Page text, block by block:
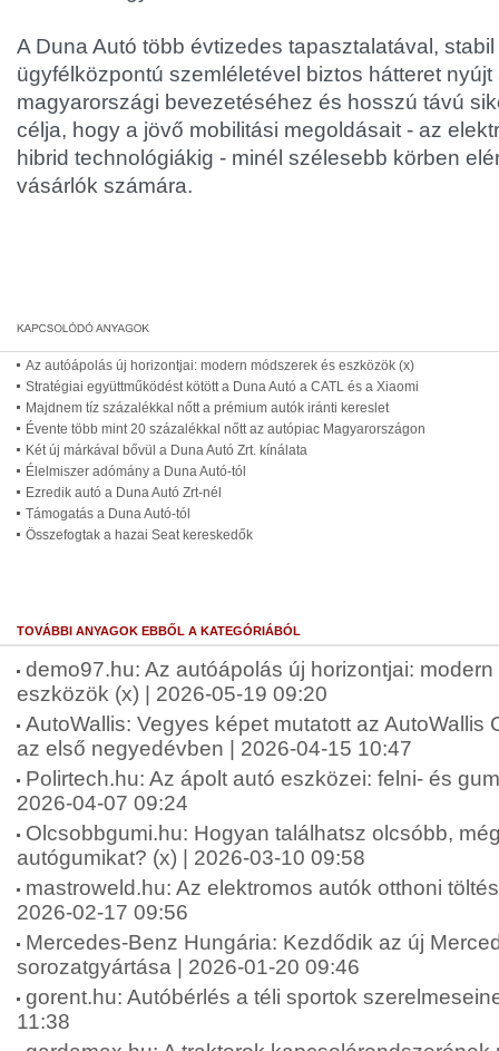
A Duna Autó több évtizedes tapasztalatával,
ügyfélközpontú szemléletével biztos hátteret
magyarországi bevezetéséhez és hosszú távú
célja, hogy a jövő mobilitási megoldásait - az
hibrid technológiákig - minél szélesebb körben
vásárlók számára.
Az autóápolás új horizontjai: modern módszerek és eszközök (x)
Stratégiai együttműködést kötött a Duna Autó a CATL és a Xiaomi
Majdnem tíz százalékkal nőtt a prémium autók iránti kereslet
Évente több mint 20 százalékkal nőtt az autópiac Magyarországon
Két új márkával bővül a Duna Autó Zrt. kínálata
Élelmiszer adómány a Duna Autó-tól
Ezredik autó a Duna Autó Zrt-nél
Támogatás a Duna Autó-tól
Összefogtak a hazai Seat kereskedők
TOVÁBBI ANYAGOK EBBŐL A KATEGÓRIÁBÓL
demo97.hu: Az autóápolás új horizontjai:
eszközök (x) | 2026-05-19 09:20
AutoWallis: Vegyes képet mutatott az AutoWallis
az első negyedévben | 2026-04-15 10:47
Polirtech.hu: Az ápolt autó eszközei: felni- és
2026-04-07 09:24
Olcsobbgumi.hu: Hogyan találhatsz olcsóbb,
autógumikat? (x) | 2026-03-10 09:58
mastroweld.hu: Az elektromos autók otthoni
2026-02-17 09:56
Mercedes-Benz Hungária: Kezdődik az új
sorozatgyártása | 2026-01-20 09:46
gorent.hu: Autóbérlés a téli sportok
11:38